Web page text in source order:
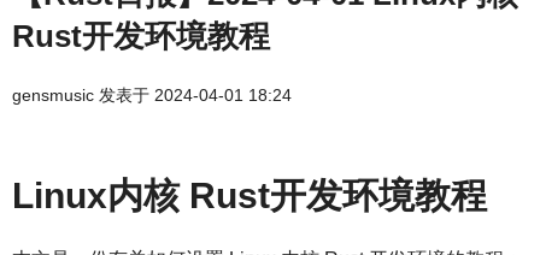
Rust开发环境教程
gensmusic 发表于 2024-04-01 18:24
Linux内核 Rust开发环境教程